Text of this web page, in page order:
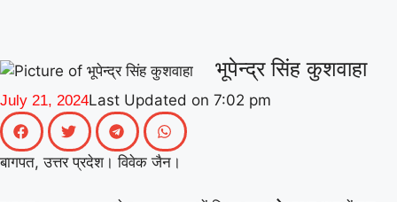
में जब दिखे बागपत के अमन, गर्व से भर उठा यूपी |
भूपेन्द्र सिंह कुशवाहा
July 21, 2024Last Updated on 7:02 pm
बागपत, उत्तर प्रदेश। विवेक जैन।